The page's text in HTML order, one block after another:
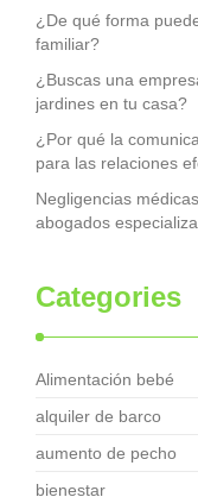
¿De qué forma
familiar?
¿Buscas una
jardines en tu casa?
¿Por qué la
para las relaciones
Negligencias
abogados
Categories
Alimentación bebé
alquiler de barco
aumento de pecho
bienestar